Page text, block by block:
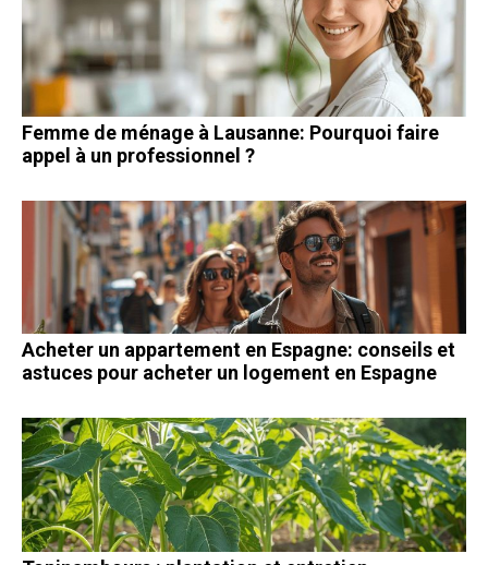
Femme de ménage à Lausanne: Pourquoi faire
appel à un professionnel ?
Acheter un appartement en Espagne: conseils et
astuces pour acheter un logement en Espagne